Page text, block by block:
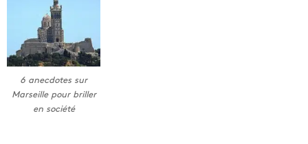
6 anecdotes sur
Marseille pour briller
en société